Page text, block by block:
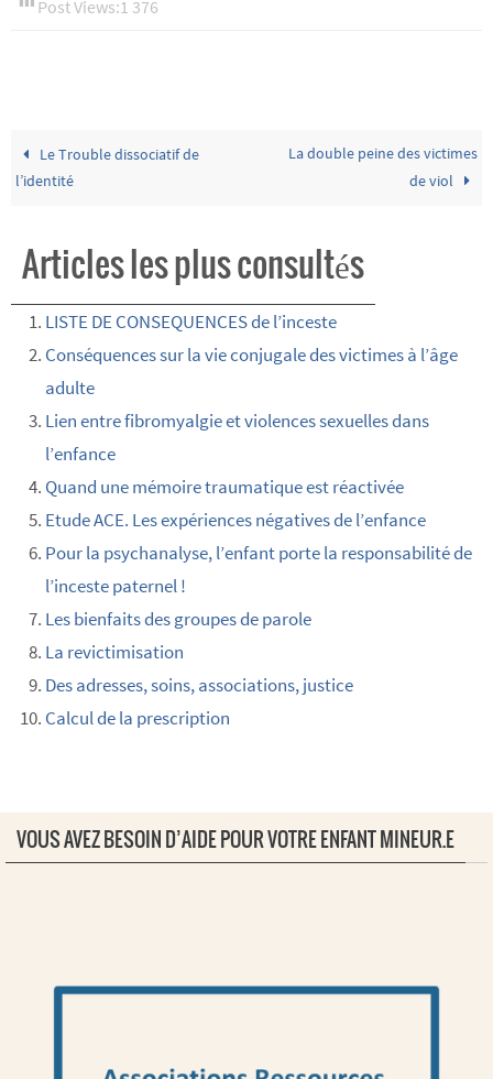
Post Views:1 376
Le Trouble dissociatif de
l’identité
La double peine des victimes
de viol
Articles les plus consultés
LISTE DE CONSEQUENCES de l’inceste
Conséquences sur la vie conjugale des victimes à l’âge
adulte
Lien entre fibromyalgie et violences sexuelles dans
l’enfance
Quand une mémoire traumatique est réactivée
Etude ACE. Les expériences négatives de l’enfance
Pour la psychanalyse, l’enfant porte la responsabilité de
l’inceste paternel !
Les bienfaits des groupes de parole
La revictimisation
Des adresses, soins, associations, justice
Calcul de la prescription
VOUS AVEZ BESOIN D’AIDE POUR VOTRE ENFANT MINEUR.E